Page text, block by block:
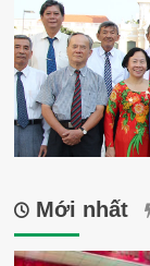
Mới nhất